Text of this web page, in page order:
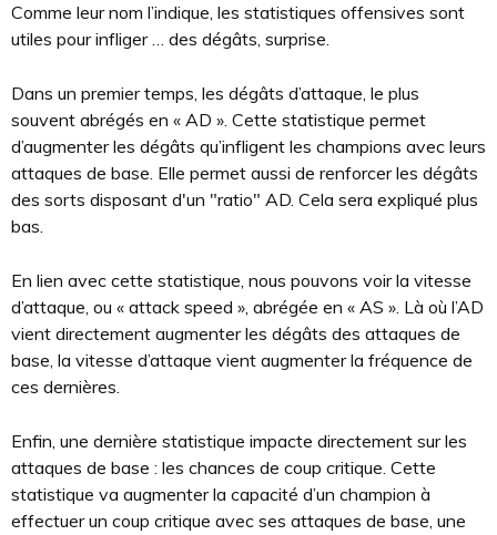
Comme leur nom l’indique, les statistiques offensives sont
utiles pour infliger … des dégâts, surprise.
Dans un premier temps, les dégâts d’attaque, le plus
souvent abrégés en « AD ». Cette statistique permet
d’augmenter les dégâts qu’infligent les champions avec leurs
attaques de base. Elle permet aussi de renforcer les dégâts
des sorts disposant d'un "ratio" AD. Cela sera expliqué plus
bas.
En lien avec cette statistique, nous pouvons voir la vitesse
d’attaque, ou « attack speed », abrégée en « AS ». Là où l’AD
vient directement augmenter les dégâts des attaques de
base, la vitesse d’attaque vient augmenter la fréquence de
ces dernières.
Enfin, une dernière statistique impacte directement sur les
attaques de base : les chances de coup critique. Cette
statistique va augmenter la capacité d’un champion à
effectuer un coup critique avec ses attaques de base, une